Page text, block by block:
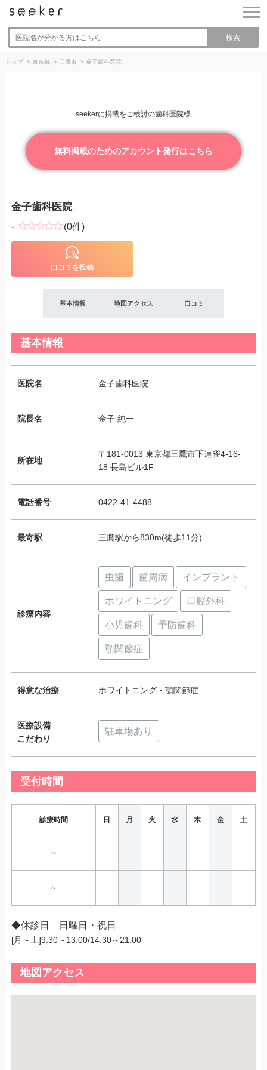
検索
トップ > 東京都 > 三鷹市 > 金子歯科医院
seekerに掲載をご検討の歯科医院様
無料掲載のためのアカウント発行はこちら
金子歯科医院
- (0件)
口コミを投稿
基本情報 地図アクセス 口コミ
基本情報
医院名 金子歯科医院
院長名 金子 純一
所在地
〒181-0013 東京都三鷹市下連雀4-16-
18 長島ビル1F
電話番号 0422-41-4488
最寄駅 三鷹駅から830m(徒歩11分)
診療内容
虫歯 歯周病 インプラント
ホワイトニング 口腔外科
小児歯科 予防歯科
顎関節症
得意な治療 ホワイトニング・顎関節症
医療設備
こだわり
駐車場あり
受付時間
診療時間 日 月 火 水 木 金 土
～
～
◆休診日 日曜日・祝日
[月～土]9:30～13:00/14:30～21:00
地図アクセス